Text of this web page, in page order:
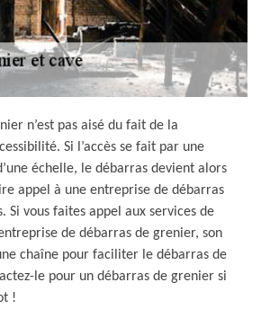
n’est pas aisé du fait de la
Si l’accès se fait par une
échelle, le débarras devient alors
appel à une entreprise de débarras
Si vous faites appel aux services de
de débarras de grenier, son
chaîne pour faciliter le débarras de
le pour un débarras de grenier si
!